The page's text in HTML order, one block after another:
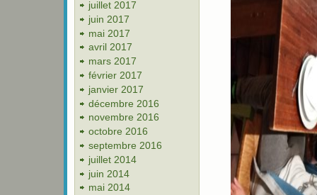
juillet 2017
juin 2017
mai 2017
avril 2017
mars 2017
février 2017
janvier 2017
décembre 2016
novembre 2016
octobre 2016
septembre 2016
juillet 2014
juin 2014
mai 2014